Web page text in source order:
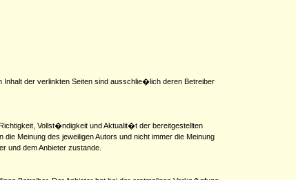
der verlinkten Seiten sind ausschlie�lich deren Betreiber
Vollst�ndigkeit und Aktualit�t der bereitgestellten
Meinung des jeweiligen Autors und nicht immer die Meinung
und dem Anbieter zustande.